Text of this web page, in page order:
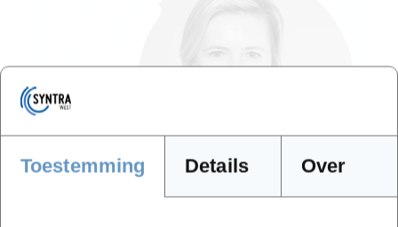
Toestemming Details Over